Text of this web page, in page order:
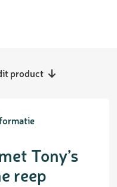
product
Tony’s
reep